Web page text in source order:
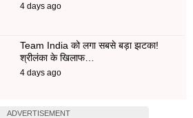
4 days ago
Team India को लगा सबसे बड़ा झटका!
श्रीलंका के खिलाफ…
4 days ago
ADVERTISEMENT